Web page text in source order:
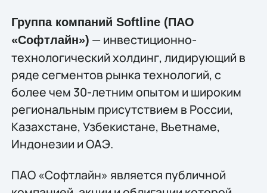
Группа компаний Softline (ПАО
«Софтлайн») — инвестиционно-
технологический холдинг, лидирующий в
ряде сегментов рынка технологий, c
более чем 30-летним опытом и широким
региональным присутствием в России,
Казахстане, Узбекистане, Вьетнаме,
Индонезии и ОАЭ.
ПАО «Софтлайн» является публичной